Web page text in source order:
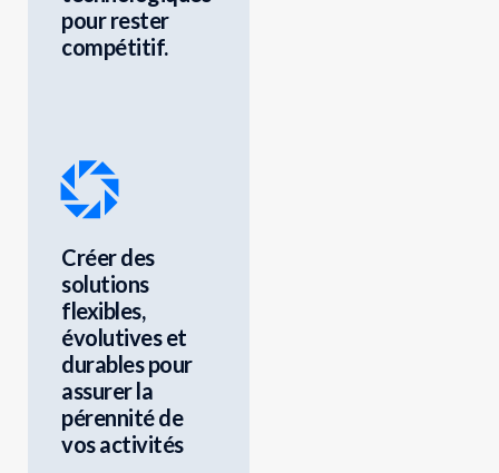
pour rester
compétitif.
Créer des
solutions
flexibles,
évolutives et
durables pour
assurer la
pérennité de
vos activités